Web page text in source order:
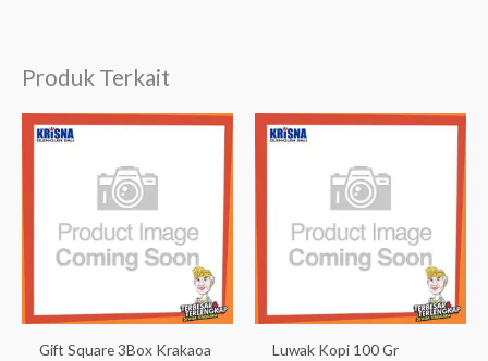
Produk Terkait
Gift Square 3Box Krakaoa Luwak Kopi 100 Gr